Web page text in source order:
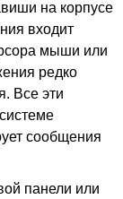
на корпусе
входит
мыши или
редко
Все эти
сообщения
панели или